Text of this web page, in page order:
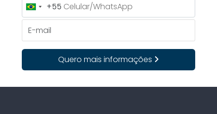
Brazil
+55
+55
Quero mais informações